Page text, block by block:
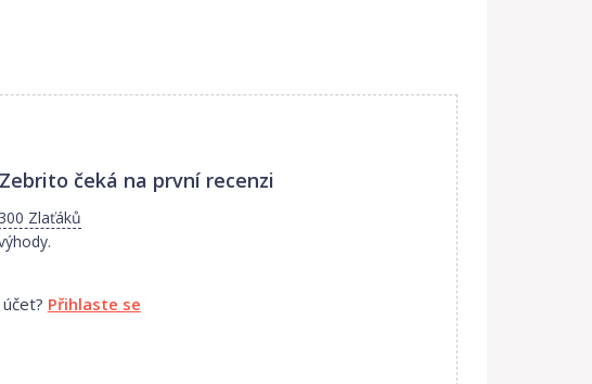
čeká na první recenzi
300 Zlaťáků
Přihlaste se